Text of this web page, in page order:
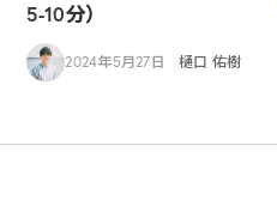
5-10分）
2024年5月27日 樋口 佑樹